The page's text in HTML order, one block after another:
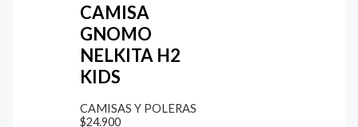
CAMISA
GNOMO
NELKITA H2
KIDS
CAMISAS Y POLERAS
$24.900